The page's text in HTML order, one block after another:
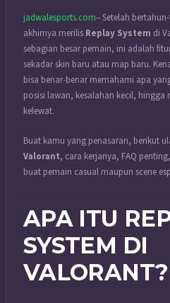
jadwalesports.com– Setelah
akhirnya merilis Replay System di
sebagian besar pemain, ini adalah
sekadar skin baru atau map baru.
bisa benar-benar memahami apa
posisi lawan, kesalahan kecil, hingga
kelewat.
Buat kamu yang penasaran, berikut
Valorant, cara kerjanya, FAQ
buat pemain casual maupun scene
APA ITU
SYSTEM DI
VALORANT?